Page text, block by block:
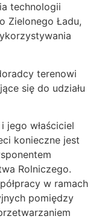
technologii
Zielonego Ładu,
terenowi
się do udziału
jego właściciel
konieczne jest
Rolniczego.
w ramach
pomiędzy